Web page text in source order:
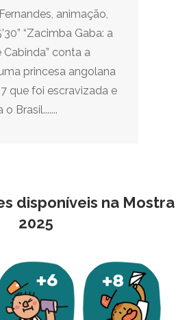
animação,
“Zacimba Gaba: a
Cabinda” conta a
princesa angolana
que foi escravizada e
Brasil.......
disponíveis na Mostra
2025